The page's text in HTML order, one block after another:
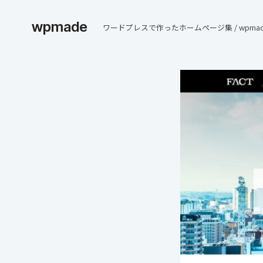
wpmade ワードプレスで作ったホームページ集 /